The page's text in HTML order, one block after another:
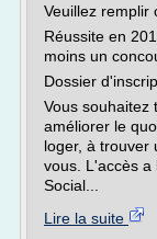
Veuillez remplir
Réussite en
moins un
Dossier
Vous souhaitez
améliorer le
loger, à trouver
vous. L'accès a
Social...
Lire la suite